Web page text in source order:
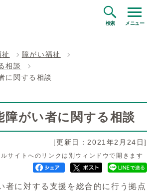
検索 メニュー
障がい福祉
相談
に関する相談
障がい者に関する相談
[更新日：2021年2月24日]
サイトへのリンクは別ウィンドウで開きます
者に対する支援を総合的に行う拠点